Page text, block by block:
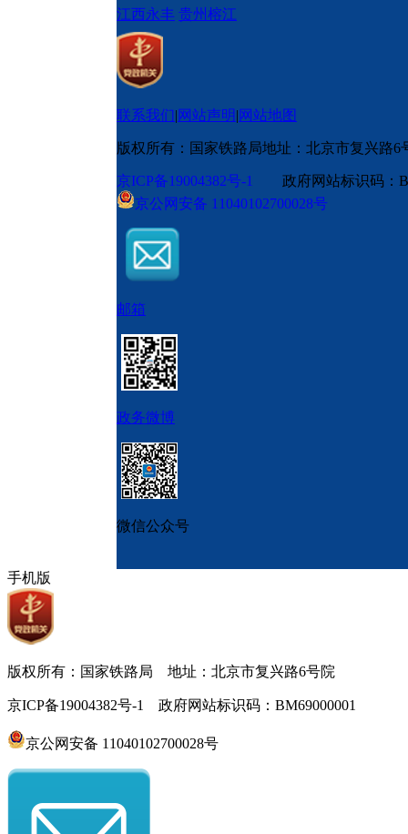
江西永丰 贵州榕江
联系我们 网站声明 网站地图
版权所有：国家铁路局地址：北京市复兴路6
京ICP备19004382号-1 政府网站标识码
京公网安备 11040102700028号
邮箱
政务微博
微信公众号
手机版
版权所有：国家铁路局 地址：北京市复兴路6号院
京ICP备19004382号-1 政府网站标识码：BM69000001
京公网安备 11040102700028号